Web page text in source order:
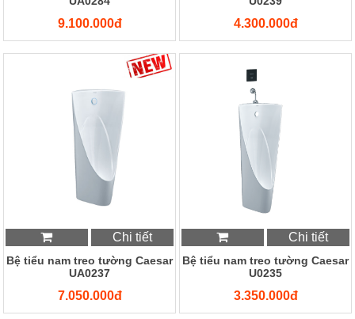
9.100.000đ 4.300.000đ
Chi tiết
Bệ tiểu nam treo tường Caesar
UA0237
7.050.000đ
Chi tiết
Bệ tiểu nam treo tường Caesar
U0235
3.350.000đ